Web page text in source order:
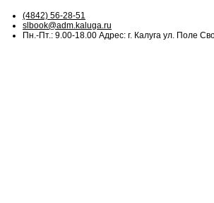
(4842) 56-28-51
slbook@adm.kaluga.ru
Пн.-Пт.: 9.00-18.00 Адрес: г. Калуга ул. Поле